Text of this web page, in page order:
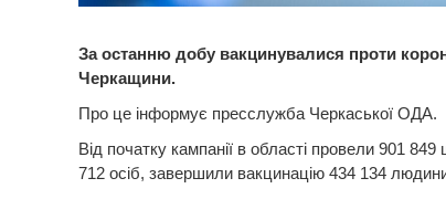
За останню добу вакцинувалися проти
Черкащини.
Про це інформує пресслужба Черкаської ОДА.
Від початку кампанії в області провели 901
712 осіб, завершили вакцинацію 434 134